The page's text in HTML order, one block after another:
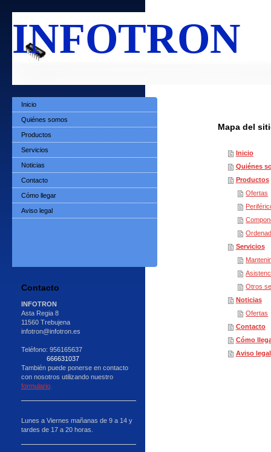
INFOTRON
Mapa del
Inicio
Quiénes
Productos
Ofertas
Servicios
Otros
Noticias
Ofertas
Contacto
Cómo
Aviso legal
Inicio
Quiénes somos
Productos
Servicios
Noticias
Contacto
Cómo llegar
Aviso legal
Contacto
INFOTRON
Asta Regia 8
11560 Trebujena
infotron@infotron.es
Teléfono: 956165637
666631037
También puede ponerse en contacto
con nosotros utilizando nuestro
formulario
Lunes a Viernes mañanas de 9 a 14 y
tardes de 17 a 20 horas.